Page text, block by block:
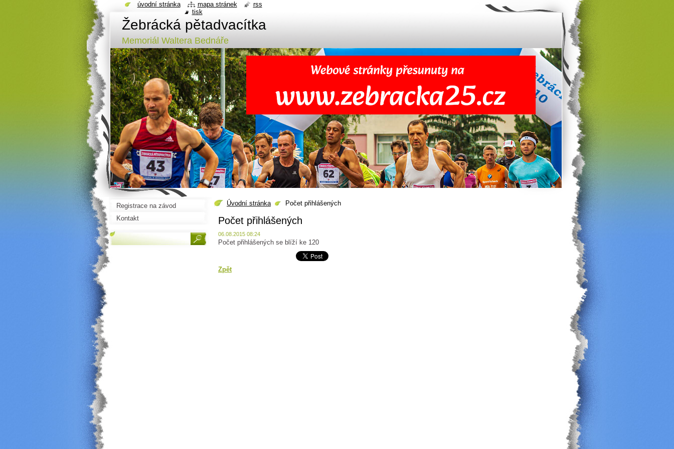
Žebrácká pětadvacítka
Memoriál Waltera Bednáře
Úvodní stránka Počet přihlášených
Počet přihlášených
06.08.2015 08:24
Počet přihlášených se blíží ke 120
Zpět
Registrace na závod
Kontakt
úvodní stránka mapa stránek
rss
tisk